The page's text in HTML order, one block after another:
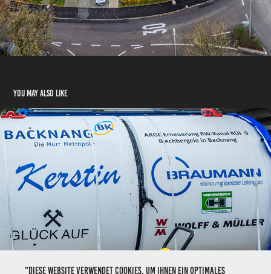
You may also like
Blechbergele
10/2025
"Diese Website verwendet Cookies, um Ihnen ein optimales